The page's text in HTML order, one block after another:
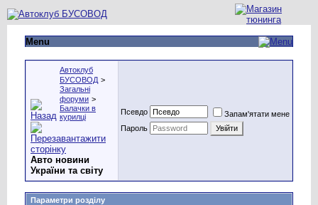
Menu
Автоклуб
БУСОВОД >
Загальні
форуми >
Балачки в
курилці
Авто новини
України та світу
Псевдо
Запам'ятати мене
Пароль
Параметри розділу